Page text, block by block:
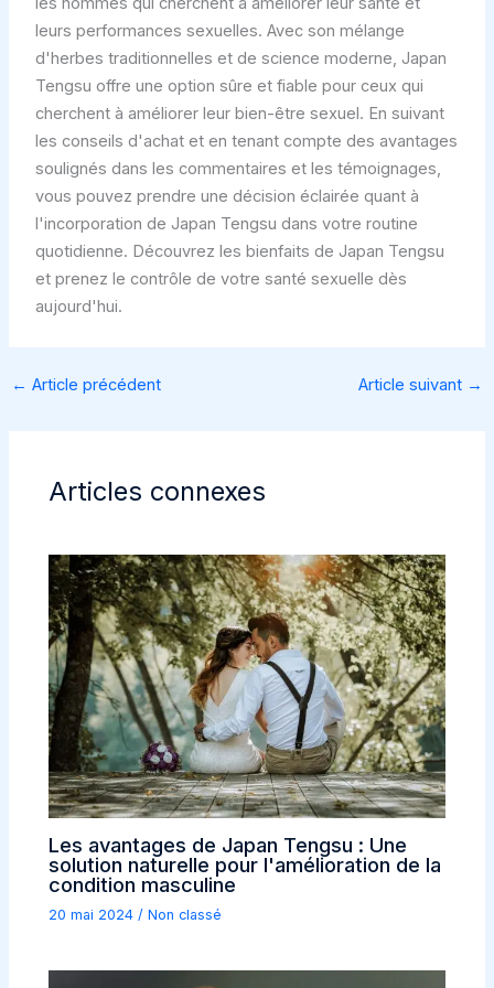
leurs performances sexuelles. Avec son mélange
d'herbes traditionnelles et de science moderne, Japan
Tengsu offre une option sûre et fiable pour ceux qui
cherchent à améliorer leur bien-être sexuel. En suivant
les conseils d'achat et en tenant compte des avantages
soulignés dans les commentaires et les témoignages,
vous pouvez prendre une décision éclairée quant à
l'incorporation de Japan Tengsu dans votre routine
quotidienne. Découvrez les bienfaits de Japan Tengsu
et prenez le contrôle de votre santé sexuelle dès
aujourd'hui.
← Article précédent Article suivant →
Articles connexes
Les avantages de Japan Tengsu : Une
solution naturelle pour l'amélioration de la
condition masculine
20 mai 2024 /Non classé